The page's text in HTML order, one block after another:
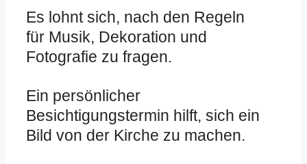
Es lohnt sich, nach den Regeln
für Musik, Dekoration und
Fotografie zu fragen.
Ein persönlicher
Besichtigungstermin hilft, sich ein
Bild von der Kirche zu machen.